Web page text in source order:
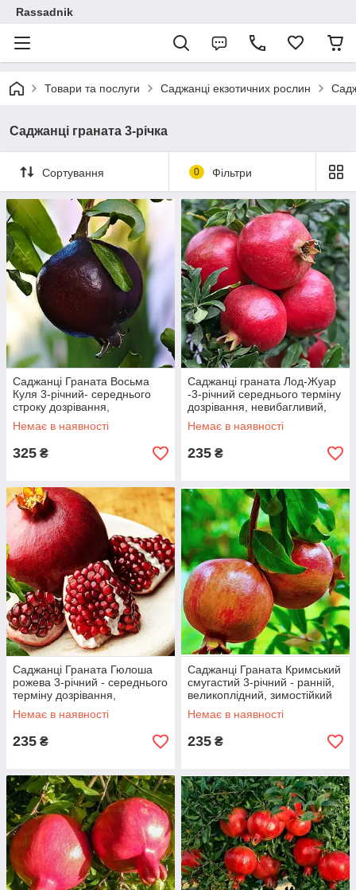
Rassadnik
Товари та послуги Саджанці екзотичних рослин
Саджанці граната 3-річка
Сортування 0 Фільтри
Саджанці Граната Восьма
Куля 3-річний- середнього
строку дозрівання,
крупноплідна, тонкошкірий
Немає в наявності
325 ₴
Саджанці граната Лод-Жуар
-3-річний середнього терміну
дозрівання, невибагливий,
зимостійкий
Немає в наявності
235 ₴
Саджанці Граната Гюлоша
рожева 3-річний - середнього
терміну дозрівання,
крупноплідна, тонкокорий
Немає в наявності
235 ₴
Саджанці Граната Кримський
смугастий 3-річний - ранній,
великоплідний, зимостійкий
Немає в наявності
235 ₴